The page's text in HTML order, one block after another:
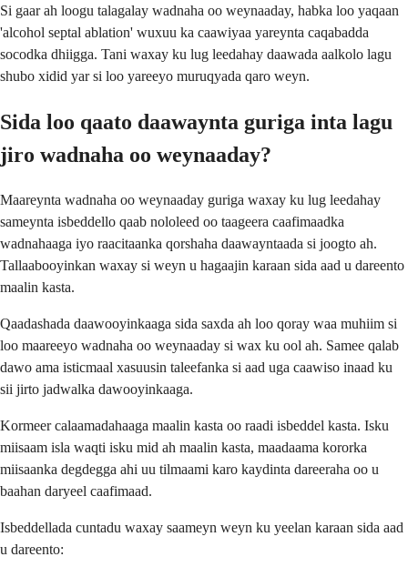
Si gaar ah loogu talagalay wadnaha oo weynaaday, habka loo yaqaan
'alcohol septal ablation' wuxuu ka caawiyaa yareynta caqabadda
socodka dhiigga. Tani waxay ku lug leedahay daawada aalkolo lagu
shubo xidid yar si loo yareeyo muruqyada qaro weyn.
Sida loo qaato daawaynta guriga inta lagu
jiro wadnaha oo weynaaday?
Maareynta wadnaha oo weynaaday guriga waxay ku lug leedahay
sameynta isbeddello qaab nololeed oo taageera caafimaadka
wadnahaaga iyo raacitaanka qorshaha daawayntaada si joogto ah.
Tallaabooyinkan waxay si weyn u hagaajin karaan sida aad u dareento
maalin kasta.
Qaadashada daawooyinkaaga sida saxda ah loo qoray waa muhiim si
loo maareeyo wadnaha oo weynaaday si wax ku ool ah. Samee qalab
dawo ama isticmaal xasuusin taleefanka si aad uga caawiso inaad ku
sii jirto jadwalka dawooyinkaaga.
Kormeer calaamadahaaga maalin kasta oo raadi isbeddel kasta. Isku
miisaam isla waqti isku mid ah maalin kasta, maadaama kororka
miisaanka degdegga ahi uu tilmaami karo kaydinta dareeraha oo u
baahan daryeel caafimaad.
Isbeddellada cuntadu waxay saameyn weyn ku yeelan karaan sida aad
u dareento: